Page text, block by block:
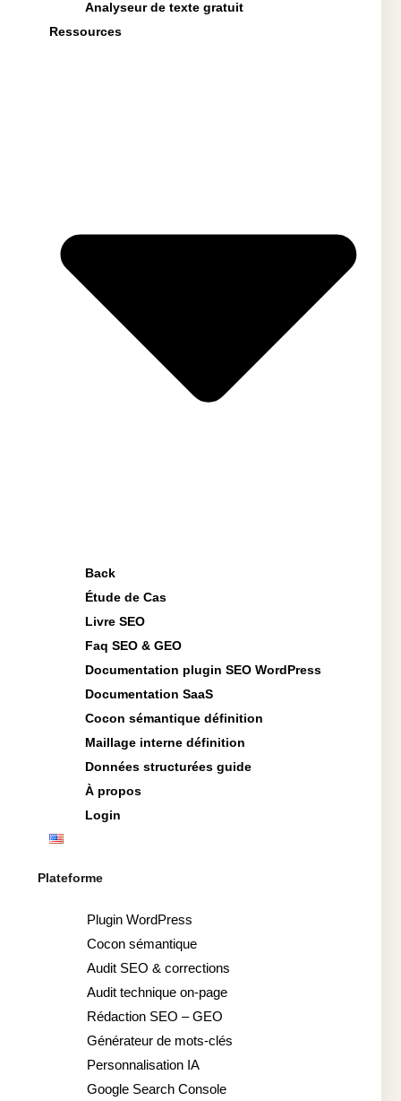
Analyseur de texte gratuit
Ressources
Back
Étude de Cas
Livre SEO
Faq SEO & GEO
Documentation plugin SEO WordPress
Documentation SaaS
Cocon sémantique définition
Maillage interne définition
Données structurées guide
À propos
Login
Plateforme
Plugin WordPress
Cocon sémantique
Audit SEO & corrections
Audit technique on-page
Rédaction SEO – GEO
Générateur de mots-clés
Personnalisation IA
Google Search Console